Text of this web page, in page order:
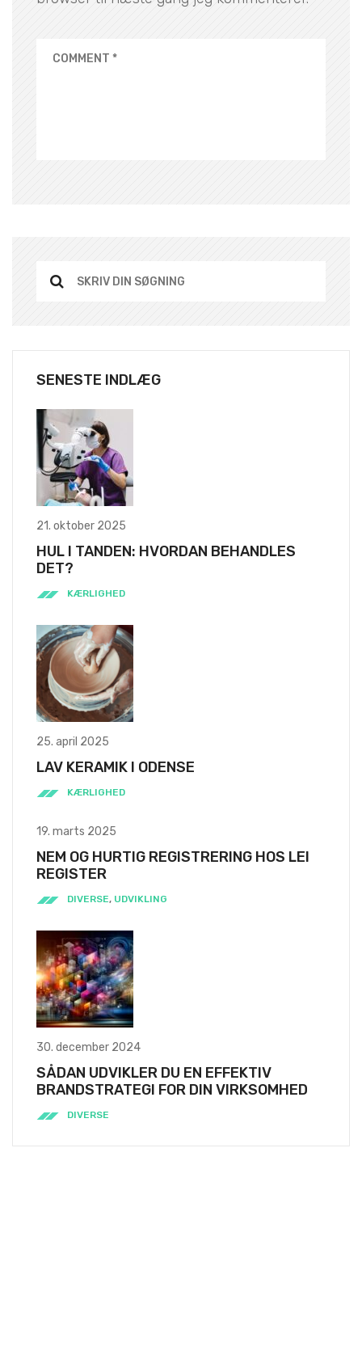
SENESTE INDLÆG
21. oktober 2025
HUL I TANDEN: HVORDAN BEHANDLES
DET?
KÆRLIGHED
25. april 2025
LAV KERAMIK I ODENSE
KÆRLIGHED
19. marts 2025
NEM OG HURTIG REGISTRERING HOS LEI
REGISTER
DIVERSE, UDVIKLING
30. december 2024
SÅDAN UDVIKLER DU EN EFFEKTIV
BRANDSTRATEGI FOR DIN VIRKSOMHED
DIVERSE